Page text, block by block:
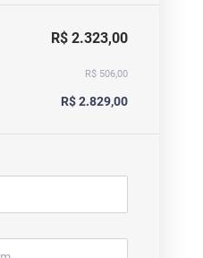
R$ 2.323,00
R$ 506,00
R$ 2.829,00